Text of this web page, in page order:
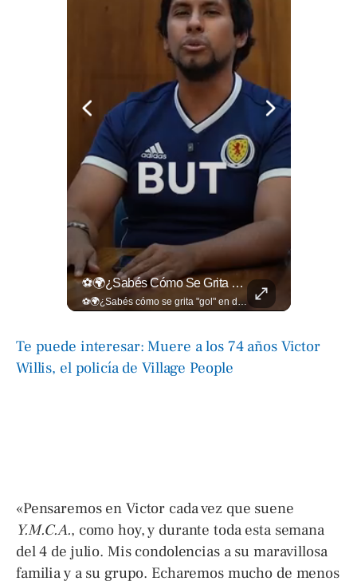
⚽🌍¿Sabés Cómo Se Grita "gol" En Distintos Rincones Del Mundo?
⚽🌍¿Sabés cómo se grita "gol" en distintos rincones del mundo? Descubrí cómo celebran la palabra más emocionante del fútbol en los países que disputan el Mundial 2026. Encuentra más en ➡️ eldiariodehoy.com #Deportes #Mundial2026
Te puede interesar: Muere a los 74 años Victor
Willis, el policía de Village People
«Pensaremos en Victor cada vez que suene
Y.M.C.A., como hoy, y durante toda esta semana
del 4 de julio. Mis condolencias a su maravillosa
familia y a su grupo. Echaremos mucho de menos